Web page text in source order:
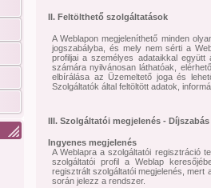
II. Feltölthető szolgáltatások
A Weblapon megjeleníthető minden
jogszabályba, és mely nem sérti a
profiljai a személyes adataikkal együtt
számára nyilvánosan láthatóak,
elbírálása az Üzemeltető joga és
Szolgáltatók által feltöltött adatok,
III. Szolgáltatói megjelenés - Díjszabás
Ingyenes megjelenés
A Weblapra a szolgáltatói regisztráció
szolgáltatói profil a Weblap
regisztrált szolgáltatói megjelenés, mert
során jelezz a rendszer.